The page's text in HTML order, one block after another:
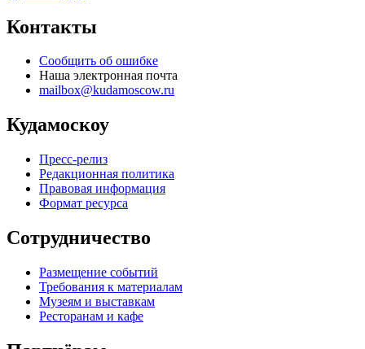
Контакты
Сообщить об ошибке
Наша электронная почта
mailbox@kudamoscow.ru
Кудамоскоу
Пресс-релиз
Редакционная политика
Правовая информация
Формат ресурса
Сотрудничество
Размещение событий
Требования к материалам
Музеям и выставкам
Ресторанам и кафе